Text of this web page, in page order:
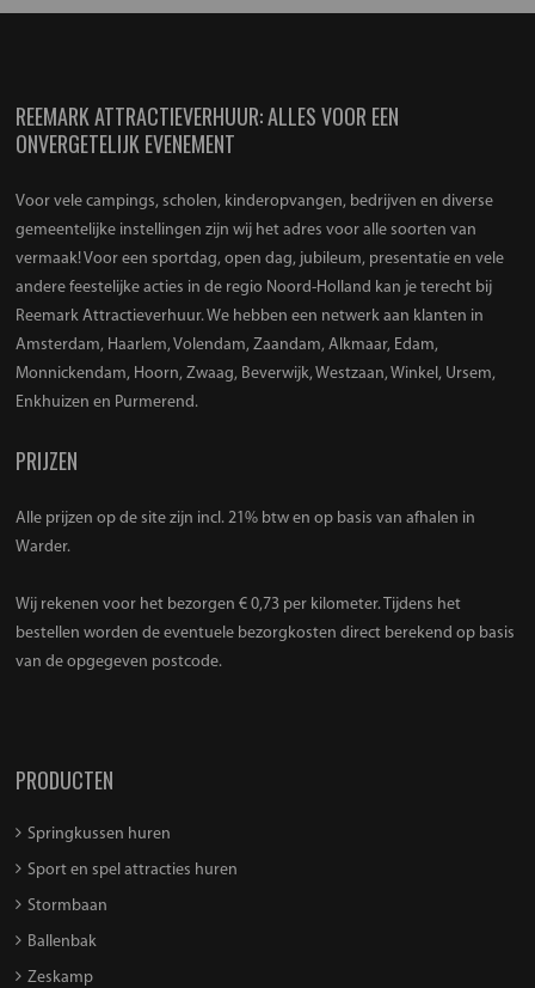
REEMARK ATTRACTIEVERHUUR: ALLES VOOR EEN
ONVERGETELIJK EVENEMENT
Voor vele campings, scholen, kinderopvangen, bedrijven en diverse
gemeentelijke instellingen zijn wij het adres voor alle soorten van
vermaak! Voor een sportdag, open dag, jubileum, presentatie en vele
andere feestelijke acties in de regio Noord-Holland kan je terecht bij
Reemark Attractieverhuur. We hebben een netwerk aan klanten in
Amsterdam, Haarlem, Volendam, Zaandam, Alkmaar, Edam,
Monnickendam, Hoorn, Zwaag, Beverwijk, Westzaan, Winkel, Ursem,
Enkhuizen en Purmerend.
PRIJZEN
Alle prijzen op de site zijn incl. 21% btw en op basis van afhalen in
Warder.
Wij rekenen voor het bezorgen € 0,73 per kilometer. Tijdens het
bestellen worden de eventuele bezorgkosten direct berekend op basis
van de opgegeven postcode.
PRODUCTEN
Springkussen huren
Sport en spel attracties huren
Stormbaan
Ballenbak
Zeskamp